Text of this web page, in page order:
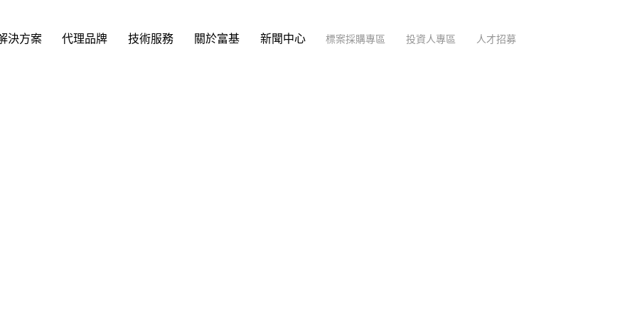
決方案 代理品牌 技術服務 關於富基 新聞中心 標案採購專區 投資人專區 人才招募